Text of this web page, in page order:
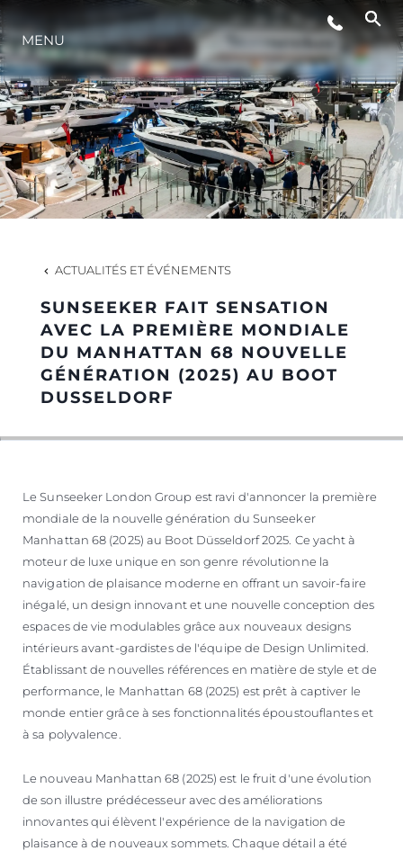
STYLE DE VIE
L'INNOVATION
LA SOCIÉTÉ
NOTRE ÉQUIPE
NOTRE HÉRITAGE
ESTIMEZ VOTRE BATEAU
MENU
ACTUALITÉS ET ÉVÉNEMENTS
SUNSEEKER FAIT SENSATION
AVEC LA PREMIÈRE MONDIALE
DU MANHATTAN 68 NOUVELLE
GÉNÉRATION (2025) AU BOOT
DUSSELDORF
Le Sunseeker London Group est ravi d'annoncer la première
mondiale de la nouvelle génération du Sunseeker
Manhattan 68 (2025) au Boot Düsseldorf 2025. Ce yacht à
moteur de luxe unique en son genre révolutionne la
navigation de plaisance moderne en offrant un savoir-faire
inégalé, un design innovant et une nouvelle conception des
espaces de vie modulables grâce aux nouveaux designs
intérieurs avant-gardistes de l'équipe de Design Unlimited.
Établissant de nouvelles références en matière de style et de
performance, le Manhattan 68 (2025) est prêt à captiver le
monde entier grâce à ses fonctionnalités époustouflantes et
à sa polyvalence.
Le nouveau Manhattan 68 (2025) est le fruit d'une évolution
de son illustre prédécesseur avec des améliorations
innovantes qui élèvent l'expérience de la navigation de
plaisance à de nouveaux sommets. Chaque détail a été